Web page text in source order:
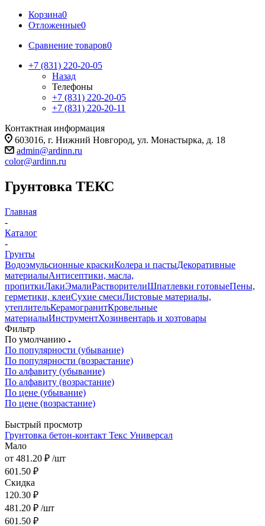
Корзина0
Отложенные0
Сравнение товаров0
+7 (831) 220-20-05
Назад
Телефоны
+7 (831) 220-20-05
+7 (831) 220-20-11
Контактная информация
603016, г. Нижний Новгород, ул. Монастырка, д. 18
admin@ardinn.ru
color@ardinn.ru
Грунтовка ТЕКС
Главная
-
Каталог
-
Грунты
Водоэмульсионные краскиКолера и пастыДекоративные
материалыАнтисептики, масла,
пропиткиЛакиЭмалиРастворителиШпатлевки готовыеПены,
герметики, клеиСухие смесиЛистовые материалы,
утеплительКерамогранитКровельные
материалыИнструментХозинвентарь и хозтовары
Фильтр
По умолчанию
По популярности (убывание)
По популярности (возрастание)
По алфавиту (убывание)
По алфавиту (возрастание)
По цене (убывание)
По цене (возрастание)
Быстрый просмотр
Грунтовка бетон-контакт Текс Универсал
Мало
от 481.20 ₽ /шт
601.50 ₽
Скидка
120.30 ₽
481.20 ₽ /шт
601.50 ₽